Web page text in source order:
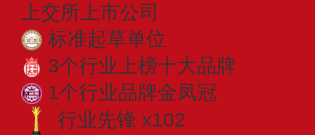
上交所上市公司
标准起草单位
3个行业上榜十大品牌
1个行业品牌金凤冠
行业先锋 x102